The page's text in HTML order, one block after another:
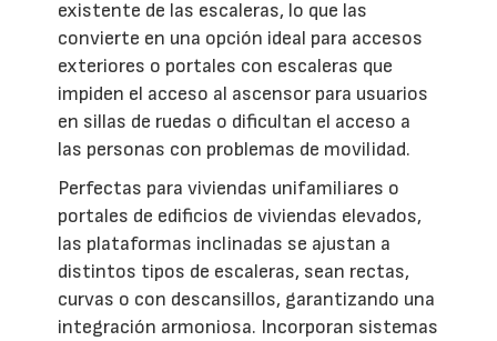
existente de las escaleras, lo que las
convierte en una opción ideal para accesos
exteriores o portales con escaleras que
impiden el acceso al ascensor para usuarios
en sillas de ruedas o dificultan el acceso a
las personas con problemas de movilidad.
Perfectas para viviendas unifamiliares o
portales de edificios de viviendas elevados,
las plataformas inclinadas se ajustan a
distintos tipos de escaleras, sean rectas,
curvas o con descansillos, garantizando una
integración armoniosa. Incorporan sistemas